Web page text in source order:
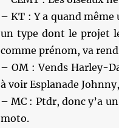
– KT : Y a quand
un type dont le projet
comme prénom, va
– OM : Vends Harley-
à voir Esplanade
– MC : Ptdr, donc y’a
moto.